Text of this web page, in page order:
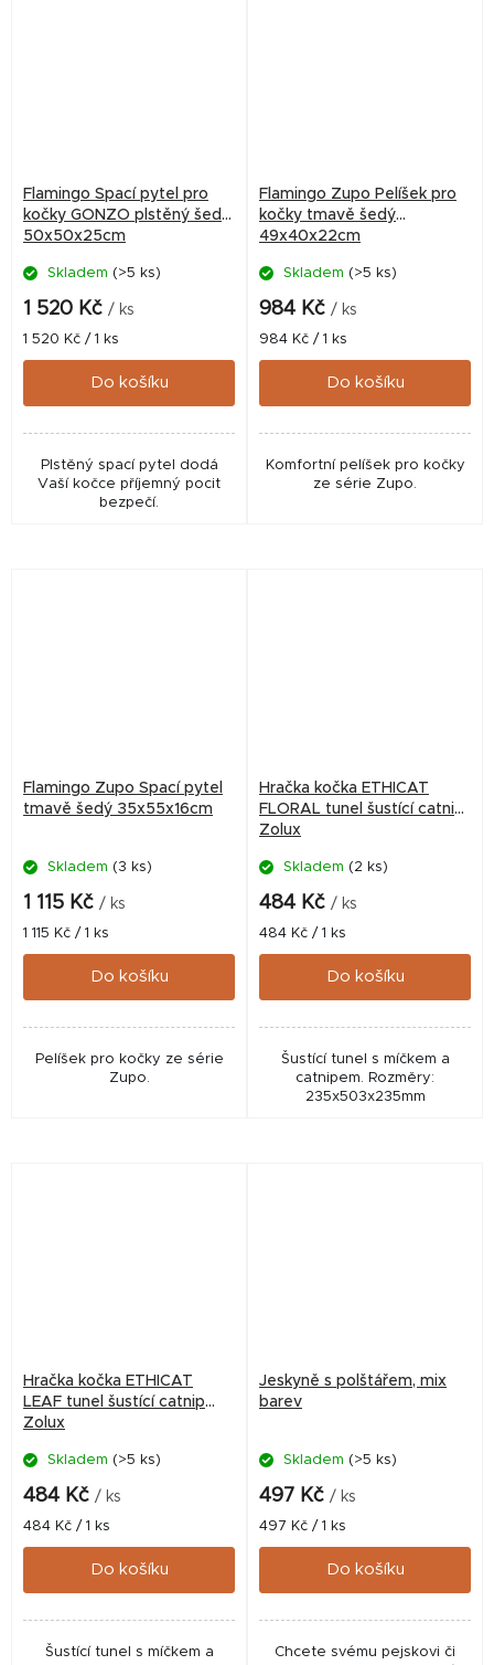
Flamingo Spací pytel pro
kočky GONZO plstěný šedý
50x50x25cm
Skladem (>5 ks)
1 520 Kč / ks
Měrná
cena:
1 520 Kč / 1 ks
Do košíku
Plstěný spací pytel dodá
Vaší kočce příjemný pocit
bezpečí.
Flamingo Zupo Pelíšek pro
kočky tmavě šedý
49x40x22cm
Skladem (>5 ks)
984 Kč / ks
Měrná
cena:
984 Kč / 1 ks
Do košíku
Komfortní pelíšek pro kočky
ze série Zupo.
Flamingo Zupo Spací pytel
tmavě šedý 35x55x16cm
Skladem (3 ks)
1 115 Kč / ks
Měrná
cena:
1 115 Kč / 1 ks
Do košíku
Pelíšek pro kočky ze série
Zupo.
Hračka kočka ETHICAT
FLORAL tunel šustící catnip
Zolux
Skladem (2 ks)
484 Kč / ks
Měrná
cena:
484 Kč / 1 ks
Do košíku
Šustící tunel s míčkem a
catnipem. Rozměry:
235x503x235mm
Hračka kočka ETHICAT
LEAF tunel šustící catnip
Zolux
Skladem (>5 ks)
484 Kč / ks
Měrná
cena:
484 Kč / 1 ks
Do košíku
Šustící tunel s míčkem a
Jeskyně s polštářem, mix
barev
Skladem (>5 ks)
497 Kč / ks
Měrná
cena:
497 Kč / 1 ks
Do košíku
Chcete svému pejskovi či